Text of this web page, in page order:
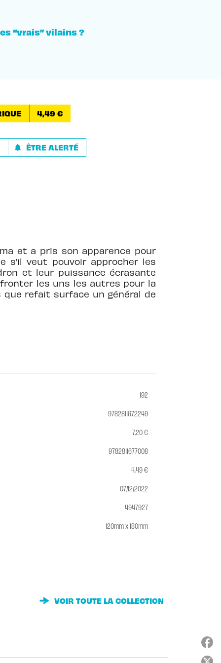
“vrais” vilains ?
4,49 €
notifications ÊTRE ALERTÉ
et a pris son apparence pour
s’il veut pouvoir approcher les
et leur puissance écrasante
les uns les autres pour la
que refait surface un général de
192
9782811672249
7,20 €
9782811677008
4,49 €
07/12/2022
4947927
120mm x 180mm
VOIR TOUTE LA COLLECTION